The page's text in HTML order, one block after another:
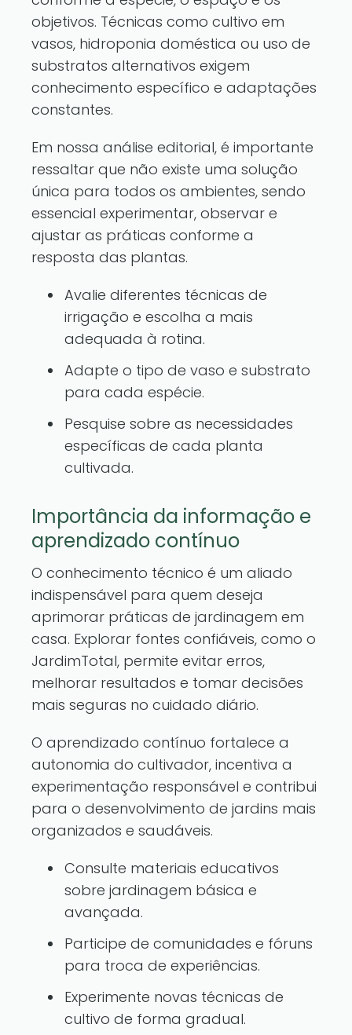
objetivos. Técnicas como cultivo em
vasos, hidroponia doméstica ou uso de
substratos alternativos exigem
conhecimento específico e adaptações
constantes.
Em nossa análise editorial, é importante
ressaltar que não existe uma solução
única para todos os ambientes, sendo
essencial experimentar, observar e
ajustar as práticas conforme a
resposta das plantas.
Avalie diferentes técnicas de
irrigação e escolha a mais
adequada à rotina.
Adapte o tipo de vaso e substrato
para cada espécie.
Pesquise sobre as necessidades
específicas de cada planta
cultivada.
Importância da informação e
aprendizado contínuo
O conhecimento técnico é um aliado
indispensável para quem deseja
aprimorar práticas de jardinagem em
casa. Explorar fontes confiáveis, como o
JardimTotal, permite evitar erros,
melhorar resultados e tomar decisões
mais seguras no cuidado diário.
O aprendizado contínuo fortalece a
autonomia do cultivador, incentiva a
experimentação responsável e contribui
para o desenvolvimento de jardins mais
organizados e saudáveis.
Consulte materiais educativos
sobre jardinagem básica e
avançada.
Participe de comunidades e fóruns
para troca de experiências.
Experimente novas técnicas de
cultivo de forma gradual.